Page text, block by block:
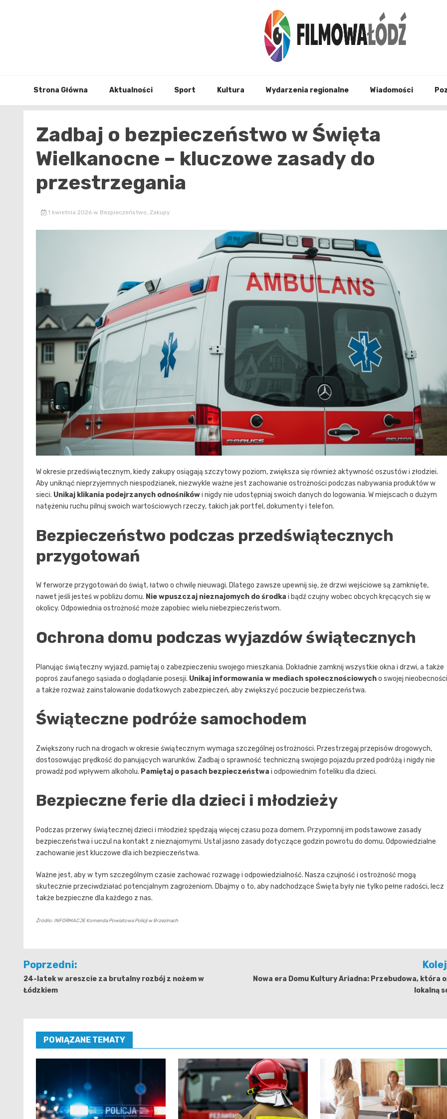
Strona Główna Aktualności Sport Kultura Wydarzenia regionalne Wiadomości
Zadbaj o bezpieczeństwo w Święta
Wielkanocne – kluczowe zasady do
przestrzegania
1 kwietnia 2026 w Bezpieczeństwo, Zakupy
W okresie przedświątecznym, kiedy zakupy osiągają szczytowy poziom, zwiększa się również aktywność oszustów i złodziei.
Aby uniknąć nieprzyjemnych niespodzianek, niezwykle ważne jest zachowanie ostrożności podczas nabywania produktów w
sieci. Unikaj klikania podejrzanych odnośnikówi nigdy nie udostępniaj swoich danych do logowania. W miejscach o dużym
natężeniu ruchu pilnuj swoich wartościowych rzeczy, takich jak portfel, dokumenty i telefon.
Bezpieczeństwo podczas przedświątecznych
przygotowań
W ferworze przygotowań do świąt, łatwo o chwilę nieuwagi. Dlatego zawsze upewnij się, że drzwi wejściowe są zamknięte,
nawet jeśli jesteś w pobliżu domu. Nie wpuszczaj nieznajomych do środka i bądź czujny wobec obcych kręcących się w
okolicy. Odpowiednia ostrożność może zapobiec wielu niebezpieczeństwom.
Ochrona domu podczas wyjazdów świątecznych
Planując świąteczny wyjazd, pamiętaj o zabezpieczeniu swojego mieszkania. Dokładnie zamknij wszystkie okna i drzwi, a także
poproś zaufanego sąsiada o doglądanie posesji. Unikaj informowania w mediach społecznościowycho swojej
a także rozważ zainstalowanie dodatkowych zabezpieczeń, aby zwiększyć poczucie bezpieczeństwa.
Świąteczne podróże samochodem
Zwiększony ruch na drogach w okresie świątecznym wymaga szczególnej ostrożności. Przestrzegaj przepisów drogowych,
dostosowując prędkość do panujących warunków. Zadbaj o sprawność techniczną swojego pojazdu przed podróżą i nigdy nie
prowadź pod wpływem alkoholu. Pamiętaj o pasach bezpieczeństwa i odpowiednim foteliku dla dzieci.
Bezpieczne ferie dla dzieci i młodzieży
Podczas przerwy świątecznej dzieci i młodzież spędzają więcej czasu poza domem. Przypomnij im podstawowe zasady
bezpieczeństwa i uczul na kontakt z nieznajomymi. Ustal jasno zasady dotyczące godzin powrotu do domu. Odpowiedzialne
zachowanie jest kluczowe dla ich bezpieczeństwa.
Ważne jest, aby w tym szczególnym czasie zachować rozwagę i odpowiedzialność. Nasza czujność i ostrożność mogą
skutecznie przeciwdziałać potencjalnym zagrożeniom. Dbajmy o to, aby nadchodzące Święta były nie tylko pełne radości, lecz
także bezpieczne dla każdego z nas.
Źródło: INFORMACJE Komenda Powiatowa Policji w Brzezinach
Nawigacja
wpisu
Poprzedni:
24-latek w areszcie za brutalny rozbój z nożem w
Łódzkiem
Nowa era Domu Kultury Ariadna: Przebudowa, która
lokalną
POWIĄZANE TEMATY